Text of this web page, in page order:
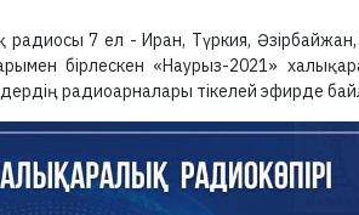
радиосы 7 ел - Иран, Түркия,
бірлескен «Наурыз-2021»
радиоарналары тікелей эфирде